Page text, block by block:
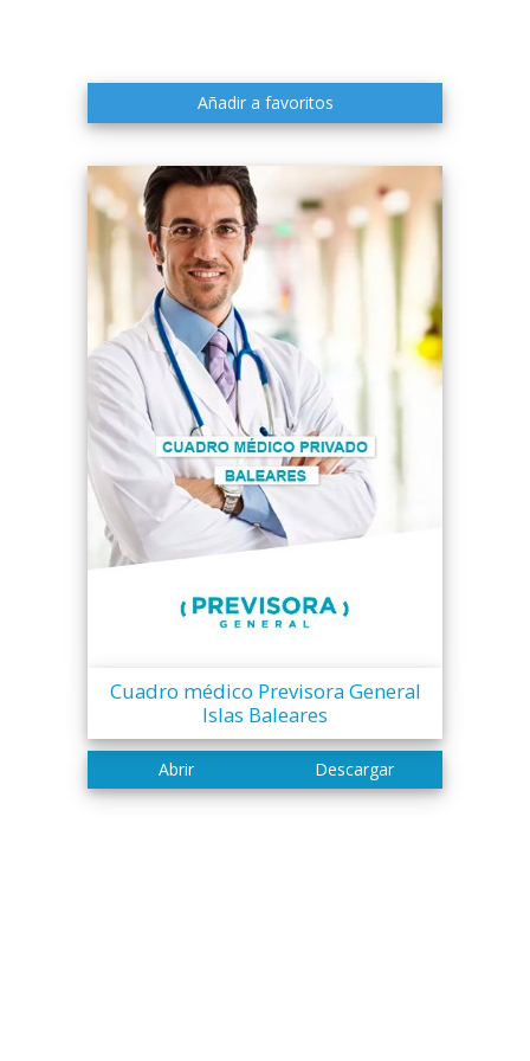
Cuadro médico Previsora General
Islas Baleares